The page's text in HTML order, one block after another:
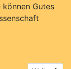
Gutes